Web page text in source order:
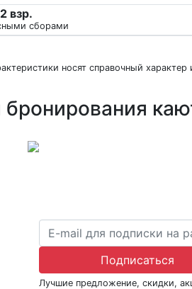
взр.
сборами
носят справочный характер
Подписаться
Лучшие предложение, скидки,